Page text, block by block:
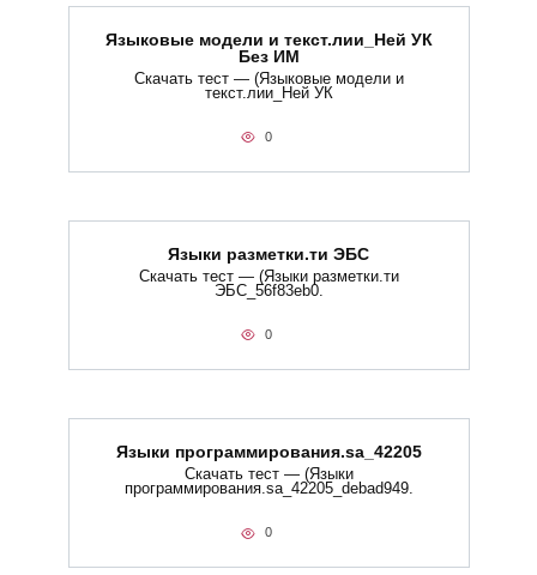
Языковые модели и текст.лии_Ней УК
Без ИМ
Скачать тест — (Языковые модели и
текст.лии_Ней УК
0
Языки разметки.ти​ ЭБС
Скачать тест — (Языки разметки.ти​
ЭБС_56f83eb0.
0
Языки программирования.sa_42205
Скачать тест — (Языки
программирования.sa_42205_debad949.
0